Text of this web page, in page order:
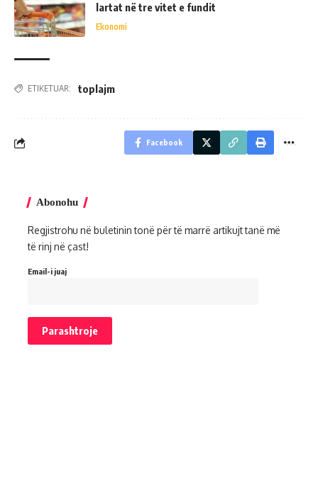
lartat në tre vitet e fundit
Ekonomi
ETIKETUAR: toplajm
Facebook
Abonohu
Regjistrohu në buletinin tonë për të marrë artikujt tanë më
të rinj në çast!
Email-i juaj